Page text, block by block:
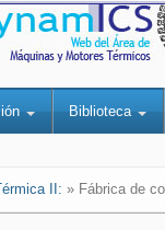
Biblioteca
II: » Fábrica de